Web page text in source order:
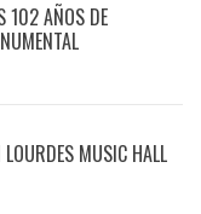
102 AÑOS DE
MUSIC HALL